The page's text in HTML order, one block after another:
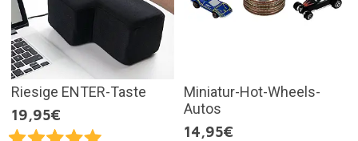
Riesige ENTER-Taste
19,95€
Miniatur-Hot-Wheels-
Autos
14,95€